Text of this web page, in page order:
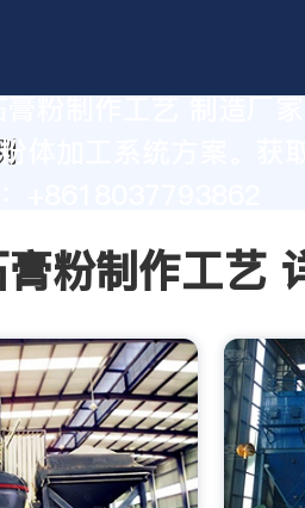
体加工系统方案。获
粉制作工艺